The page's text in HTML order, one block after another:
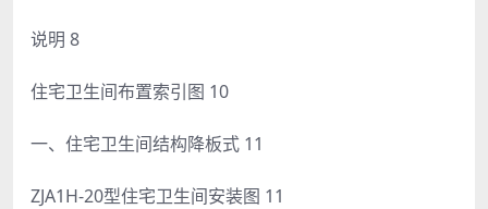
说明 8
住宅卫生间布置索引图 10
一、住宅卫生间结构降板式 11
ZJA1H-20型住宅卫生间安装图 11